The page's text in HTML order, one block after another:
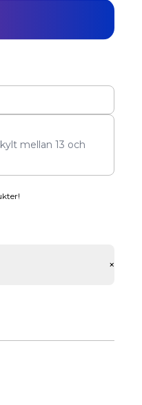
mellan 13 och
+